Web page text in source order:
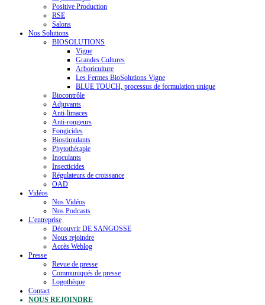
Positive Production
RSE
Salons
Nos Solutions
BIOSOLUTIONS
Vigne
Grandes Cultures
Arboriculture
Les Fermes BioSolutions Vigne
BLUE TOUCH, processus de formulation unique
Biocontrôle
Adjuvants
Anti-limaces
Anti-rongeurs
Fongicides
Biostimulants
Phytothérapie
Inoculants
Insecticides
Régulateurs de croissance
OAD
Vidéos
Nos Vidéos
Nos Podcasts
L’entreprise
Découvrir DE SANGOSSE
Nous rejoindre
Accès Weblog
Presse
Revue de presse
Communiqués de presse
Logothèque
Contact
NOUS REJOINDRE